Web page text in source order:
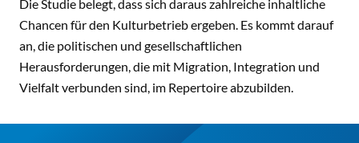
Die Studie belegt, dass sich daraus zahlreiche inhaltliche
Chancen für den Kulturbetrieb ergeben. Es kommt darauf
an, die politischen und gesellschaftlichen
Herausforderungen, die mit Migration, Integration und
Vielfalt verbunden sind, im Repertoire abzubilden.